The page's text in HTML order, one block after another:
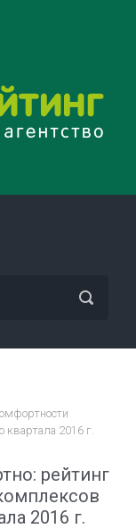
2016 г.
рейтинг
2016 г.